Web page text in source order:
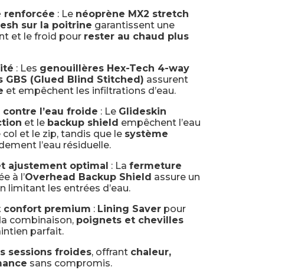
renforcée : Le néoprène MX2 stretch
sur la poitrine garantissent une
et le froid pour rester au chaud plus
: Les genouillères Hex-Tech 4-way
GBS (Glued Blind Stitched) assurent
et empêchent les infiltrations d’eau.
l’eau froide : Le Glideskin
et le backup shield empêchent l’eau
et le zip, tandis que le système
l’eau résiduelle.
ajustement optimal : La fermeture
à l’Overhead Backup Shield assure un
limitant les entrées d’eau.
confort premium : Lining Saverpour
combinaison, poignets et chevilles
parfait.
sessions froides, offrant chaleur,
sans compromis.